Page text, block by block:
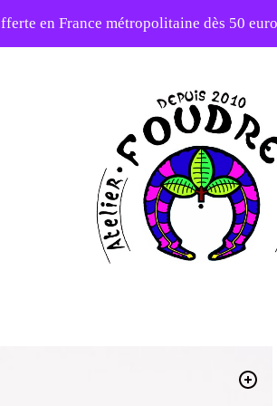
en France métropolitaine dès 50
-20% sur tout le site avec le code